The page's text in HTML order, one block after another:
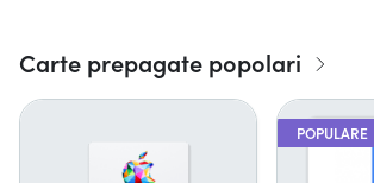
Carte prepagate popolari
POPULARE